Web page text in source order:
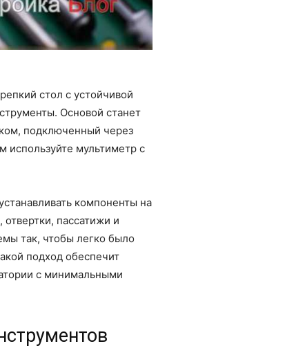
стол с устойчивой
Основой станет
подключенный через
мультиметр с
компоненты на
пассатижи и
так, чтобы легко было
подход обеспечит
с минимальными